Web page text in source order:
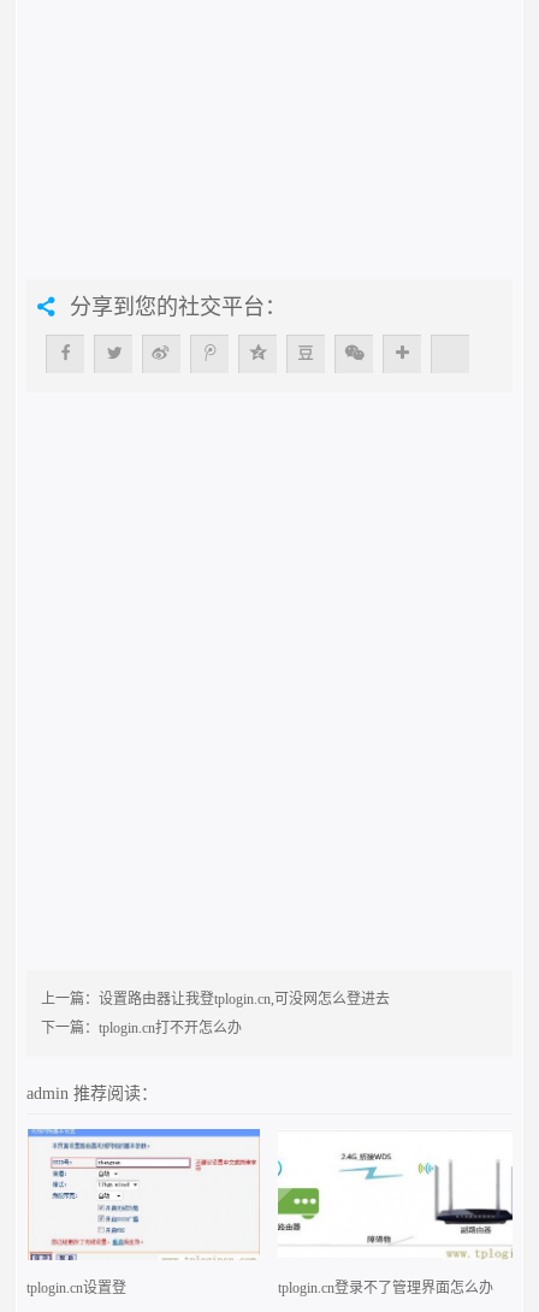
分享到您的社交平台：
上一篇：设置路由器让我登tplogin.cn,可没网怎么登进去
下一篇：tplogin.cn打不开怎么办
admin推荐阅读：
tplogin.cn设置登 tplogin.cn登录不了管理界面怎么办